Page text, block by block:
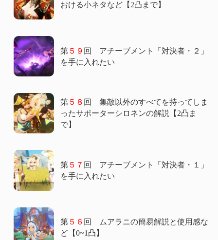
おける小ネタなど【2凸まで】
第５９ 回 アチーブメント「対決者・２」
を手に入れたい
第５８ 回 集敵以外のすべてを持ってしま
ったサポーターシロネンの解説【2凸ま
で】
第５７ 回 アチーブメント「対決者・１」
を手に入れたい
第５６ 回 ムアラニの簡易解説と使用感な
ど【0~1凸】